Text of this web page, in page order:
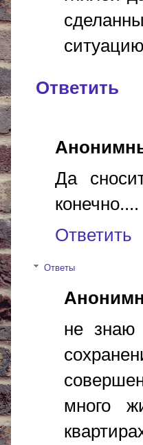
Ответить
Да
конечно....
Ответить
Ответы
не знаю
много